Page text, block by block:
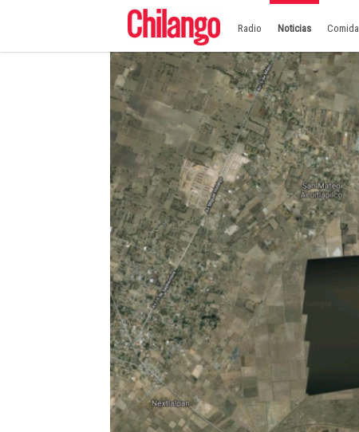
Radio Noticias Comida